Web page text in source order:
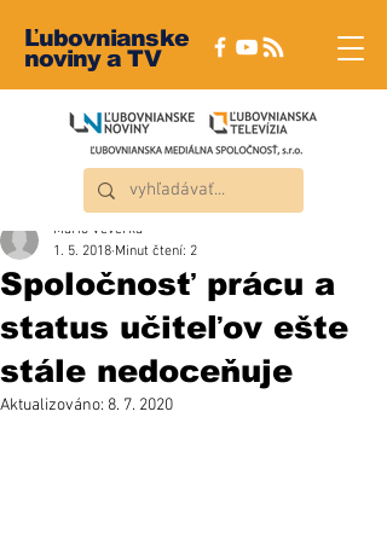
Ľubovnianske
noviny a TV
Spoločnosť prácu a
status učiteľov ešte
stále nedoceňuje
Mário Veverka
1. 5. 2018 Minut čtení: 2
Aktualizováno: 8. 7. 2020